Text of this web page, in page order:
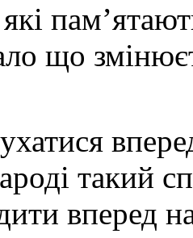
що
такий
вперед